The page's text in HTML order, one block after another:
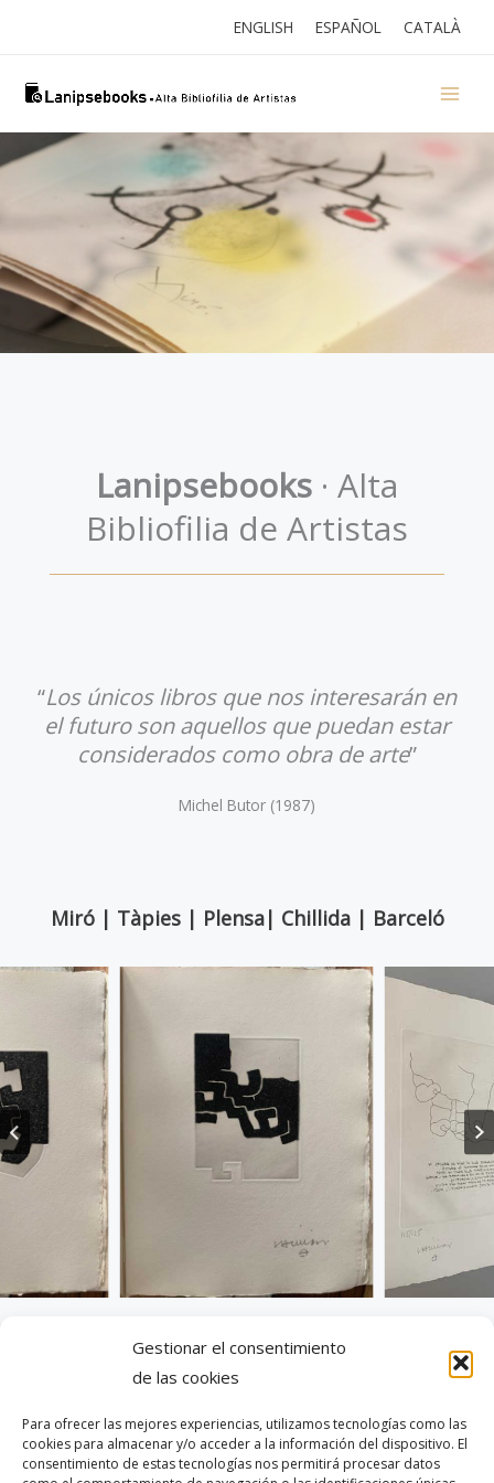
Gestionar el consentimiento
de las cookies
Para ofrecer las mejores experiencias, utilizamos tecnologías como las
cookies para almacenar y/o acceder a la información del dispositivo. El
consentimiento de estas tecnologías nos permitirá procesar datos
ENGLISH ESPAÑOL CATALÀ
Lanipsebooks · Alta
Bibliofilia de Artistas
“Los únicos libros que nos interesarán en
el futuro son aquellos que puedan estar
considerados como obra de arte”
Michel Butor (1987)
Miró | Tàpies | Plensa| Chillida | Barceló
info@lanipsebooks.com